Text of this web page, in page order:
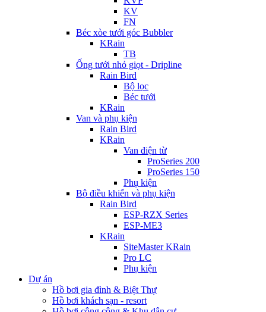
KV
FN
Béc xòe tưới góc Bubbler
KRain
TB
Ống tưới nhỏ giọt - Dripline
Rain Bird
Bộ lọc
Béc tưới
KRain
Van và phụ kiện
Rain Bird
KRain
Van điện từ
ProSeries 200
ProSeries 150
Phụ kiện
Bộ điều khiển và phụ kiện
Rain Bird
ESP-RZX Series
ESP-ME3
KRain
SiteMaster KRain
Pro LC
Phụ kiện
Dự án
Hồ bơi gia đình & Biệt Thự
Hồ bơi khách sạn - resort